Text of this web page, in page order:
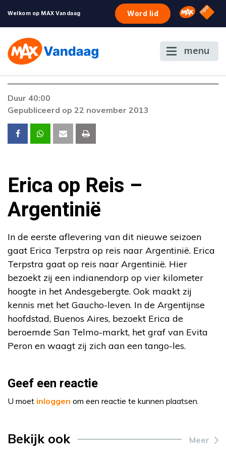
Welkom op MAX Vandaag Word lid Omroep
NPO
menu
De gewenste stream is op dit moment niet
voordoen, neem dan contact op met onze
klantenservice.
Duur 40:00
Gepubliceerd op 22 november 2013
Erica op Reis –
Argentinië
In de eerste aflevering van dit nieuwe seizoen
gaat Erica Terpstra op reis naar Argentinië. Erica
Terpstra gaat op reis naar Argentinië. Hier
bezoekt zij een indianendorp op vier kilometer
hoogte in het Andesgebergte. Ook maakt zij
kennis met het Gaucho-leven. In de Argentijnse
hoofdstad, Buenos Aires, bezoekt Erica de
beroemde San Telmo-markt, het graf van Evita
Peron en waagt zij zich aan een tango-les.
Geef een reactie
U moet inloggen om een reactie te kunnen plaatsen.
Bekijk ook Meer